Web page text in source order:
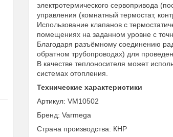
электротермического сервопривода
управления (комнатный термостат,
Использование клапанов с
помещениях на заданном уровне с
Благодаря разъёмному соединению
обратном трубопроводах) для
В качестве теплоносителя может
системах отопления.
Технические характеристики
Артикул: VM10502
Бренд: Varmega
Страна производства: КНР